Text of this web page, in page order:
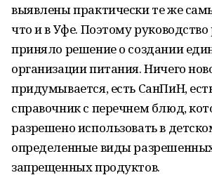
выявлены практически те же
что и в Уфе. Поэтому
приняло решение о создании
организации питания. Ничего
придумывается, есть СанПиН,
справочник с перечнем блюд,
разрешено использовать в
определенные виды
запрещенных продуктов.